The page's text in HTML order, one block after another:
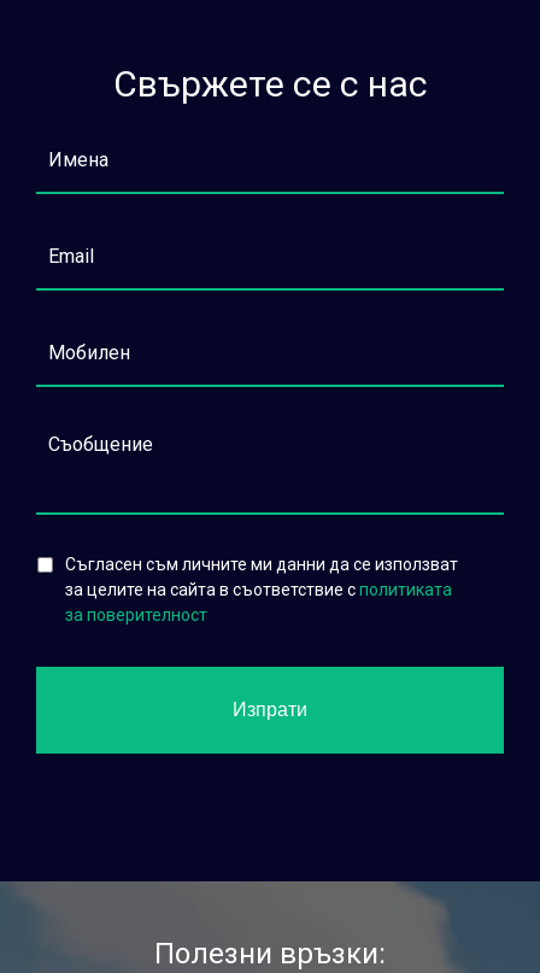
Свържете се с нас
Съгласен съм личните ми данни да се използват
за целите на сайта в съответствие сполитиката
за поверителност
Полезни връзки: